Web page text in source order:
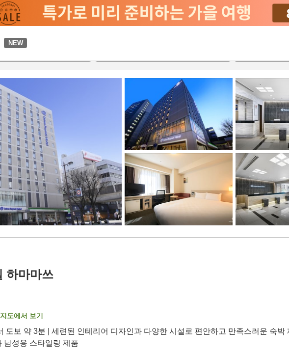
NEW
편의 시설/서비스
하마마쓰
지도에서 보기
도보 약 3분 | 세련된 인테리어 디자인과 다양한 시설로 편안하고 만족스러운 숙박
남성용 스타일링 제품